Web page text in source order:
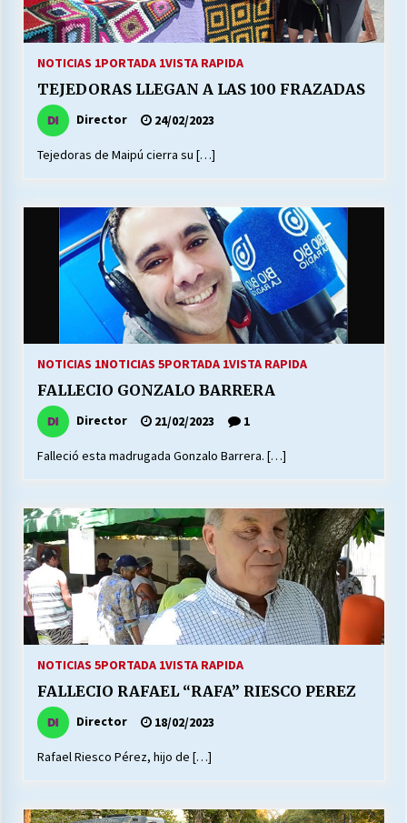
NOTICIAS 1PORTADA 1VISTA RAPIDA
TEJEDORAS LLEGAN A LAS 100 FRAZADAS
Director 24/02/2023
Tejedoras de Maipú cierra su […]
NOTICIAS 1NOTICIAS 5PORTADA 1VISTA RAPIDA
FALLECIO GONZALO BARRERA
Director 21/02/2023 1
Falleció esta madrugada Gonzalo Barrera. […]
NOTICIAS 5PORTADA 1VISTA RAPIDA
FALLECIO RAFAEL “RAFA” RIESCO PEREZ
Director 18/02/2023
Rafael Riesco Pérez, hijo de […]